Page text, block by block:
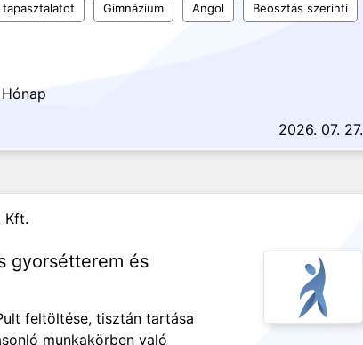
Gimnázium Angol Beosztás szerinti
2026. 07. 27.
Kft.
gyorsétterem és
feltöltése, tisztán tartása
munkakörben való